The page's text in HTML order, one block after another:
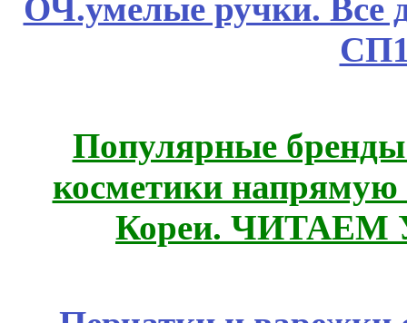
ОЧ.умелые ручки. Все
Популярные
косметики
Кореи.